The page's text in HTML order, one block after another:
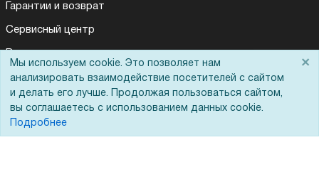
Гарантии и возврат
Сервисный центр
Вакансии
Обратная связь
Для Таможенного союза
Мы используем cookie. Это позволяет нам
анализировать взаимодействие посетителей с сайтом
и делать его лучше. Продолжая пользоваться сайтом,
вы соглашаетесь с использованием данных cookie.
Подробнее
×
Для Вас доступно эксклюзивное приложение при
заказе этого товара
Получить скидку Не показывать